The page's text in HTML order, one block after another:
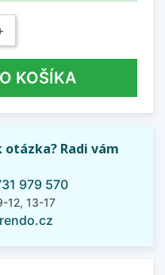
KOŠÍKA
Radi vám
979 570
12, 13-17